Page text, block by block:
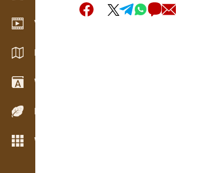
Video Showroom
Kataloge / Broschüren
Wörterbuch
Holzarten
Weitere Funktionen